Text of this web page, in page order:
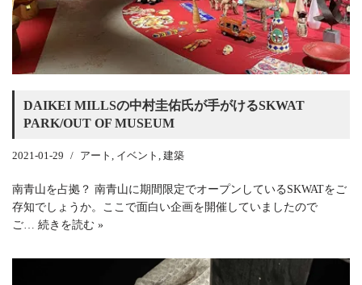
DAIKEI MILLSの中村圭佑氏が手がけるSKWAT
PARK/OUT OF MUSEUM
2021-01-29 アート , イベント , 建築
南青山を占拠？ 南青山に期間限定でオープンしているSKWATをご
存知でしょうか。ここで面白い企画を開催していましたので
ご… 続きを読む »